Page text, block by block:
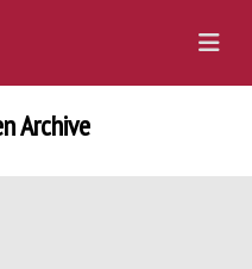
Archive